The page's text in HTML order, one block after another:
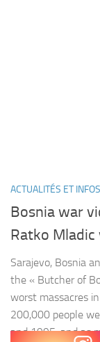
ACTUALITÉS ET INFOS
Bosnia war
Ratko Mladic
Sarajevo, Bosnia
the « Butcher of
worst massacres
200,000 people
and 1995, and as